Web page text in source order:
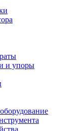
и упоры